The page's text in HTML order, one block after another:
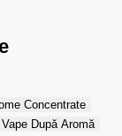
Concentrate
Vape După Aromă